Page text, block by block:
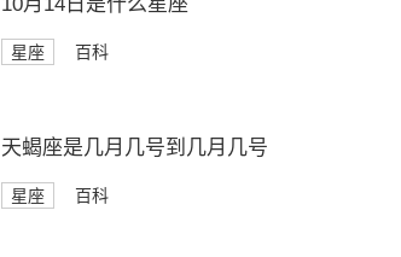
星座 百科
天蝎座是几月几号到几月几号
星座 百科